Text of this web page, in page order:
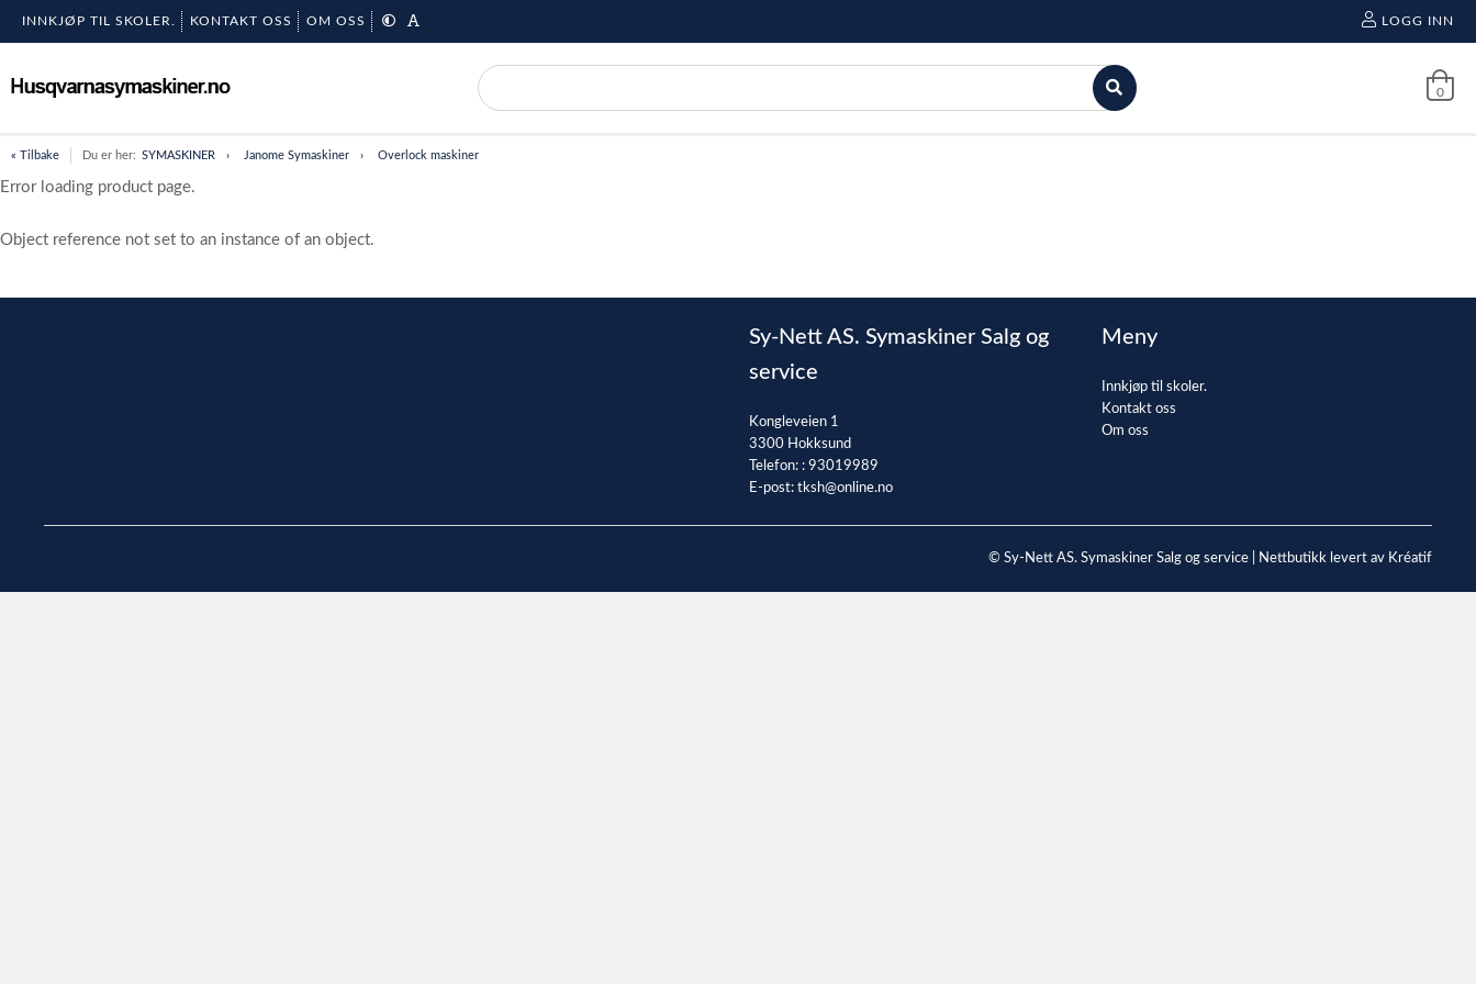
INNKJØP TIL SKOLER. KONTAKT OSS OM OSS LOGG INN
0
« Tilbake Du er her: SYMASKINER Janome Symaskiner Overlock maskiner
Error loading product page.
Object reference not set to an instance of an object.
Sy-Nett AS. Symaskiner Salg og
service
Kongleveien 1
3300 Hokksund
Telefon: : 93019989
E-post: tksh@online.no
Meny
Innkjøp til skoler.
Kontakt oss
Om oss
© Sy-Nett AS. Symaskiner Salg og service | Nettbutikk levert av Kréatif